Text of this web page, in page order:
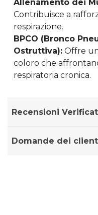
Allenamento dei
Contribuisce a
respirazione.
BPCO (Bronco
Ostruttiva): Offre
coloro che
respiratoria cronica.
Recensioni
Domande dei